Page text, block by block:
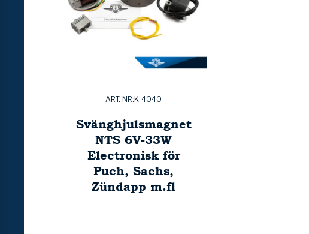
ART. NR:K-4040
Svänghjulsmagnet
NTS 6V-33W
Electronisk för
Puch, Sachs,
Zündapp m.fl